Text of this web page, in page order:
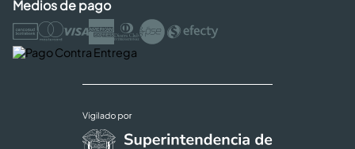
Medios de pago